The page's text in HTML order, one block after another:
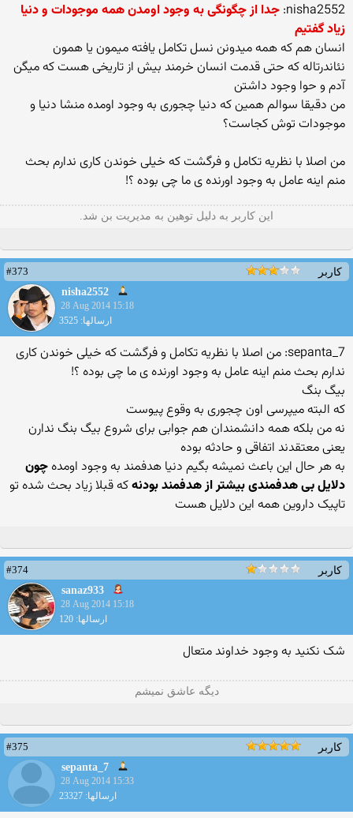
nisha2552: جدا از چگونگی به وجود اومدن همه موجودات و دنیا
زیاد گفتیم
انسان هم که همه میدونن نسل تکامل یافته میمون یا همون
نئاندرتاله که حتی قدمت انسان خرمند بیش از تاریخی هست که میگن
آدم و حوا وجود داشتن
من دقیقا سوالم همین که دنیا چجوری به وجود اومده منشا دنیا و
موجودات توش کجاست؟
من اصلا با نظریه تکامل و فرگشت که خیلی خوندن کاری ندارم بحث
منم اینه عامل به وجود اورنده ی ما چی بوده ؟!
این کاربر به دلیل توهین به مدیریت بن شد.
کاربر
#373
nisha2552
28 Aug 2014 15:18
ارسالها: 3525
sepanta_7: من اصلا با نظریه تکامل و فرگشت که خیلی خوندن کاری
ندارم بحث منم اینه عامل به وجود اورنده ی ما چی بوده ؟!
بیگ بنگ
که البته میپرسی اون چجوری به وقوع پیوست
نه من بلکه همه دانشمندان هم جوابی برای شروع بیگ بنگ ندارن
یعنی معتقدند اتفاقی و حادثه بوده
به هر حال این باعث نمیشه بگیم دنیا هدفمند به وجود اومدهچون
دلایل بی هدفمندی بیشتر از هدفمند بودنهکه قبلا زیاد بحث شده تو
تاپیک داروین همه این دلایل هست
کاربر
#374
sanaz933
28 Aug 2014 15:18
ارسالها: 120
شک نکنید به وجود خداوند متعال
دیگه عاشق نمیشم
کاربر
#375
sepanta_7
28 Aug 2014 15:33
ارسالها: 23327